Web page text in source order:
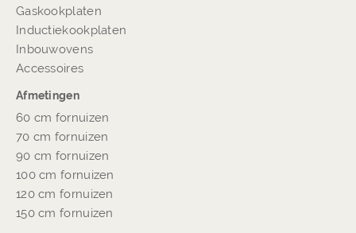
Gaskookplaten
Inductiekookplaten
Inbouwovens
Accessoires
Afmetingen
60 cm fornuizen
70 cm fornuizen
90 cm fornuizen
100 cm fornuizen
120 cm fornuizen
150 cm fornuizen